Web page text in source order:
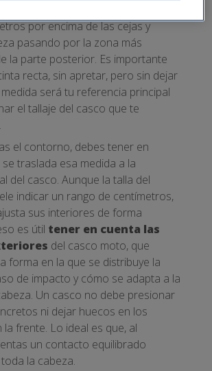
por encima de las cejas y
pasando por la zona más
la parte posterior. Es importante
recta, sin apretar, pero sin dejar
será tu referencia principal
el tallaje del casco que te
el contorno, debes tener en
traslada esa medida a la
del casco. Aunque la talla del
indicar un rango de centímetros,
sus interiores de forma
es útil tener en cuenta las
del casco moto, que
forma en la que se distribuye la
de impacto y cómo se adapta a la
Un casco no debe presionar
ni dejar huecos en los
frente. Lo ideal es que, al
un contacto equilibrado
la cabeza.